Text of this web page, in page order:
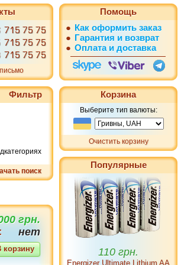
Помощь
● Как оформить заказ
● Гарантия и возврат
● Оплата и доставка
Фильтр
поиск
грн.
нет
корзину
Корзина
Выберите тип валюты:
Очистить корзину
Популярные
110 грн.
Energizer Ultimate Lithium AA